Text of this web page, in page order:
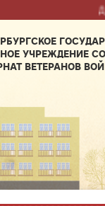
Дорогие
УЧРЕЖДЕНИЕ
ВЕТЕРАНОВ